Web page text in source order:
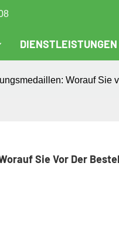
DIENSTLEISTUNGEN
Worauf Sie
Sie Vor Der